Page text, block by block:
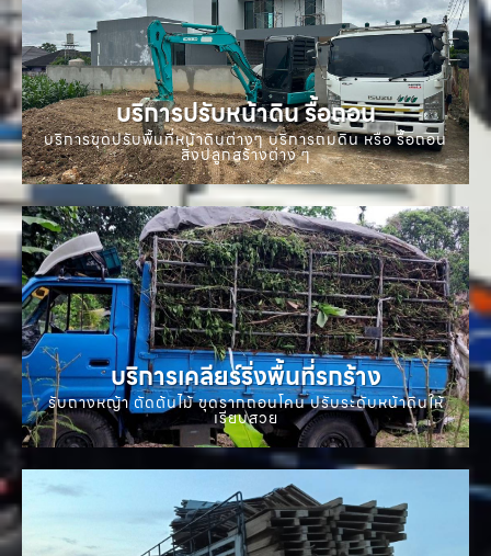
บริการปรับหน้าดิน รื้อถอน
บริการขุดปรับพื้นที่หน้าดินต่างๆ บริการถมดิน หรือ รื้อถอน
สิ่งปลูกสร้างต่าง ๆ
บริการเคลียร์ริ่งพื้นที่รกร้าง
รับถางหญ้า ตัดต้นไม้ ขุดรากถอนโคน ปรับระดับหน้าดินให้
เรียบสวย